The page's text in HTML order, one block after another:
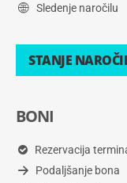
Sledenje naročilu
STANJE
BONI
Rezervacija
Podaljšanje bona